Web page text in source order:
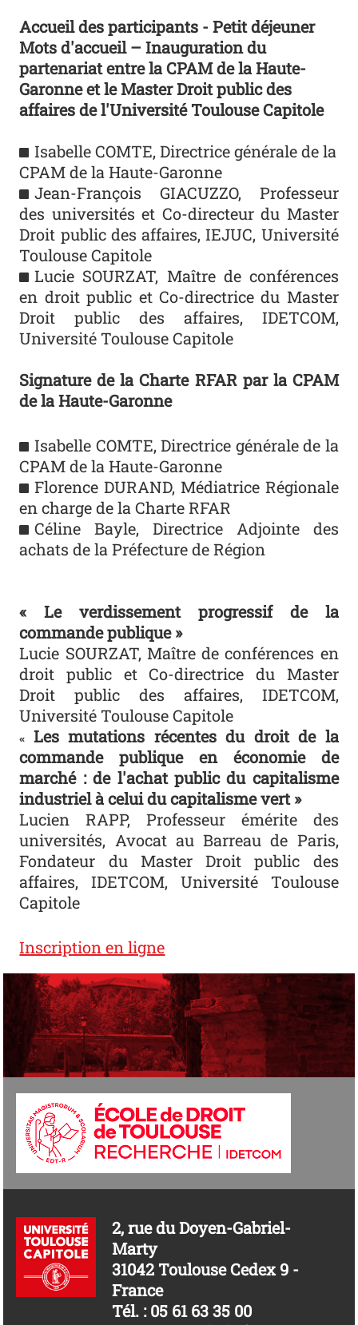
Accueil des participants - Petit déjeuner
Mots d'accueil – Inauguration du
partenariat entre la CPAM de la Haute-
Garonne et le Master Droit public des
affaires de l'Université Toulouse Capitole
Isabelle COMTE, Directrice générale de la
CPAM de la Haute-Garonne
Jean-François GIACUZZO, Professeur
des universités et Co-directeur du Master
Droit public des affaires, IEJUC, Université
Toulouse Capitole
Lucie SOURZAT, Maître de conférences
en droit public et Co-directrice du Master
Droit public des affaires, IDETCOM,
Université Toulouse Capitole
Signature de la Charte RFAR par la CPAM
de la Haute-Garonne
Isabelle COMTE, Directrice générale de la
CPAM de la Haute-Garonne
Florence DURAND, Médiatrice Régionale
en charge de la Charte RFAR
Céline Bayle, Directrice Adjointe des
achats de la Préfecture de Région
« Le verdissement progressif de la
commande publique »
Lucie SOURZAT, Maître de conférences en
droit public et Co-directrice du Master
Droit public des affaires, IDETCOM,
Université Toulouse Capitole
« Les mutations récentes du droit de la
commande publique en économie de
marché : de l'achat public du capitalisme
industriel à celui du capitalisme vert »
Lucien RAPP, Professeur émérite des
universités, Avocat au Barreau de Paris,
Fondateur du Master Droit public des
affaires, IDETCOM, Université Toulouse
Capitole
Inscription en ligne
2, rue du Doyen-Gabriel-
Marty
31042 Toulouse Cedex 9 -
France
Tél. : 05 61 63 35 00